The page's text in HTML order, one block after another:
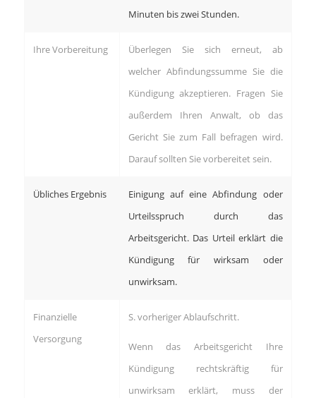
Minuten bis zwei Stunden.
Ihre Vorbereitung
Überlegen Sie sich erneut, ab
welcher Abfindungssumme Sie die
Kündigung akzeptieren. Fragen Sie
außerdem Ihren Anwalt, ob das
Gericht Sie zum Fall befragen wird.
Darauf sollten Sie vorbereitet sein.
Übliches Ergebnis
Einigung auf eine Abfindung oder
Urteilsspruch durch das
Arbeitsgericht. Das Urteil erklärt die
Kündigung für wirksam oder
unwirksam.
Finanzielle
Versorgung
S. vorheriger Ablaufschritt.
Wenn das Arbeitsgericht Ihre
Kündigung rechtskräftig für
unwirksam erklärt, muss der